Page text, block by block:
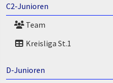
C2-Junioren
Team
Kreisliga St.1
D-Junioren